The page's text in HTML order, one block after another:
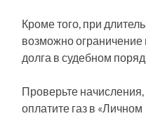
Кроме того, при
возможно ограничение
долга в судебном
Проверьте
оплатите газ в «Личном